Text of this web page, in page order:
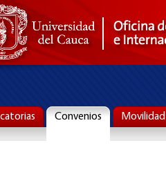
Convenios Movilidad